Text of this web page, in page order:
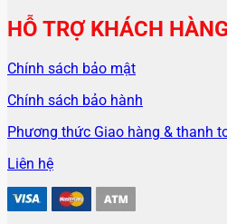
HỖ TRỢ KHÁCH HÀNG
Chính sách bảo mật
Chính sách bảo hành
Phương thức Giao hàng & thanh
Liên hệ